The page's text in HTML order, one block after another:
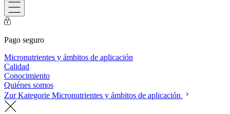
Pago seguro
Micronutrientes y ámbitos de aplicación
Calidad
Conocimiento
Quiénes somos
Zur Kategorie Micronutrientes y ámbitos de aplicación